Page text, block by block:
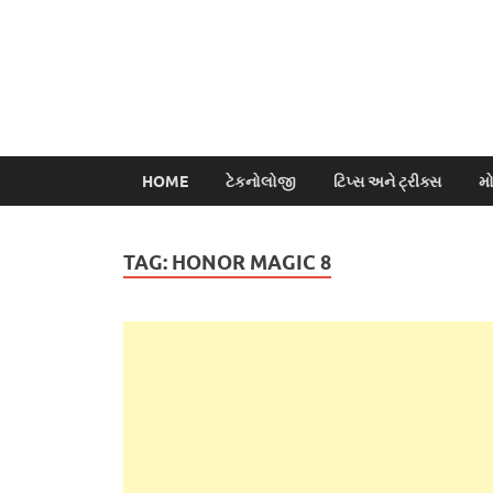
HOME ટેકનોલોજી ટિપ્સ અને ટ્રીક્સ
TAG: HONOR MAGIC 8